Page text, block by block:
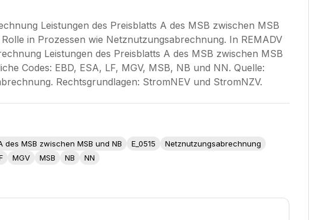
Leistungen des Preisblatts A des MSB zwischen MSB
in Prozessen wie Netznutzungsabrechnung. In REMADV
Leistungen des Preisblatts A des MSB zwischen MSB
Codes: EBD, ESA, LF, MGV, MSB, NB und NN. Quelle:
Rechtsgrundlagen: StromNEV und StromNZV.
des MSB zwischen MSB und NB E_0515
Netznutzungsabrechnung
MGV MSB NB NN